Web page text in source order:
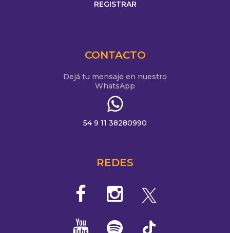
CONTACTO
Dejá tu mensaje en nuestro
WhatsApp
54 9 11 38280990
REDES